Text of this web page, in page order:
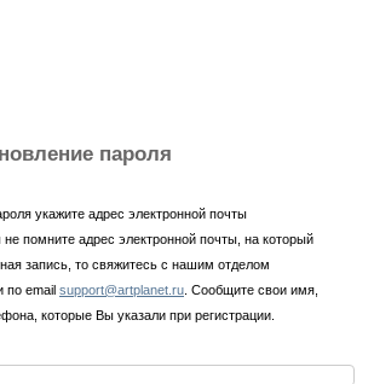
пароля
укажите адрес электронной почты
помните адрес электронной почты, на который
запись, то свяжитесь с нашим отделом
по email support@artplanet.ru . Сообщите свои имя,
которые Вы указали при регистрации.